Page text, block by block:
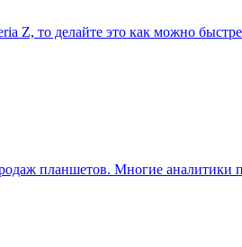
Z, то делайте это как можно
планшетов. Многие аналитики